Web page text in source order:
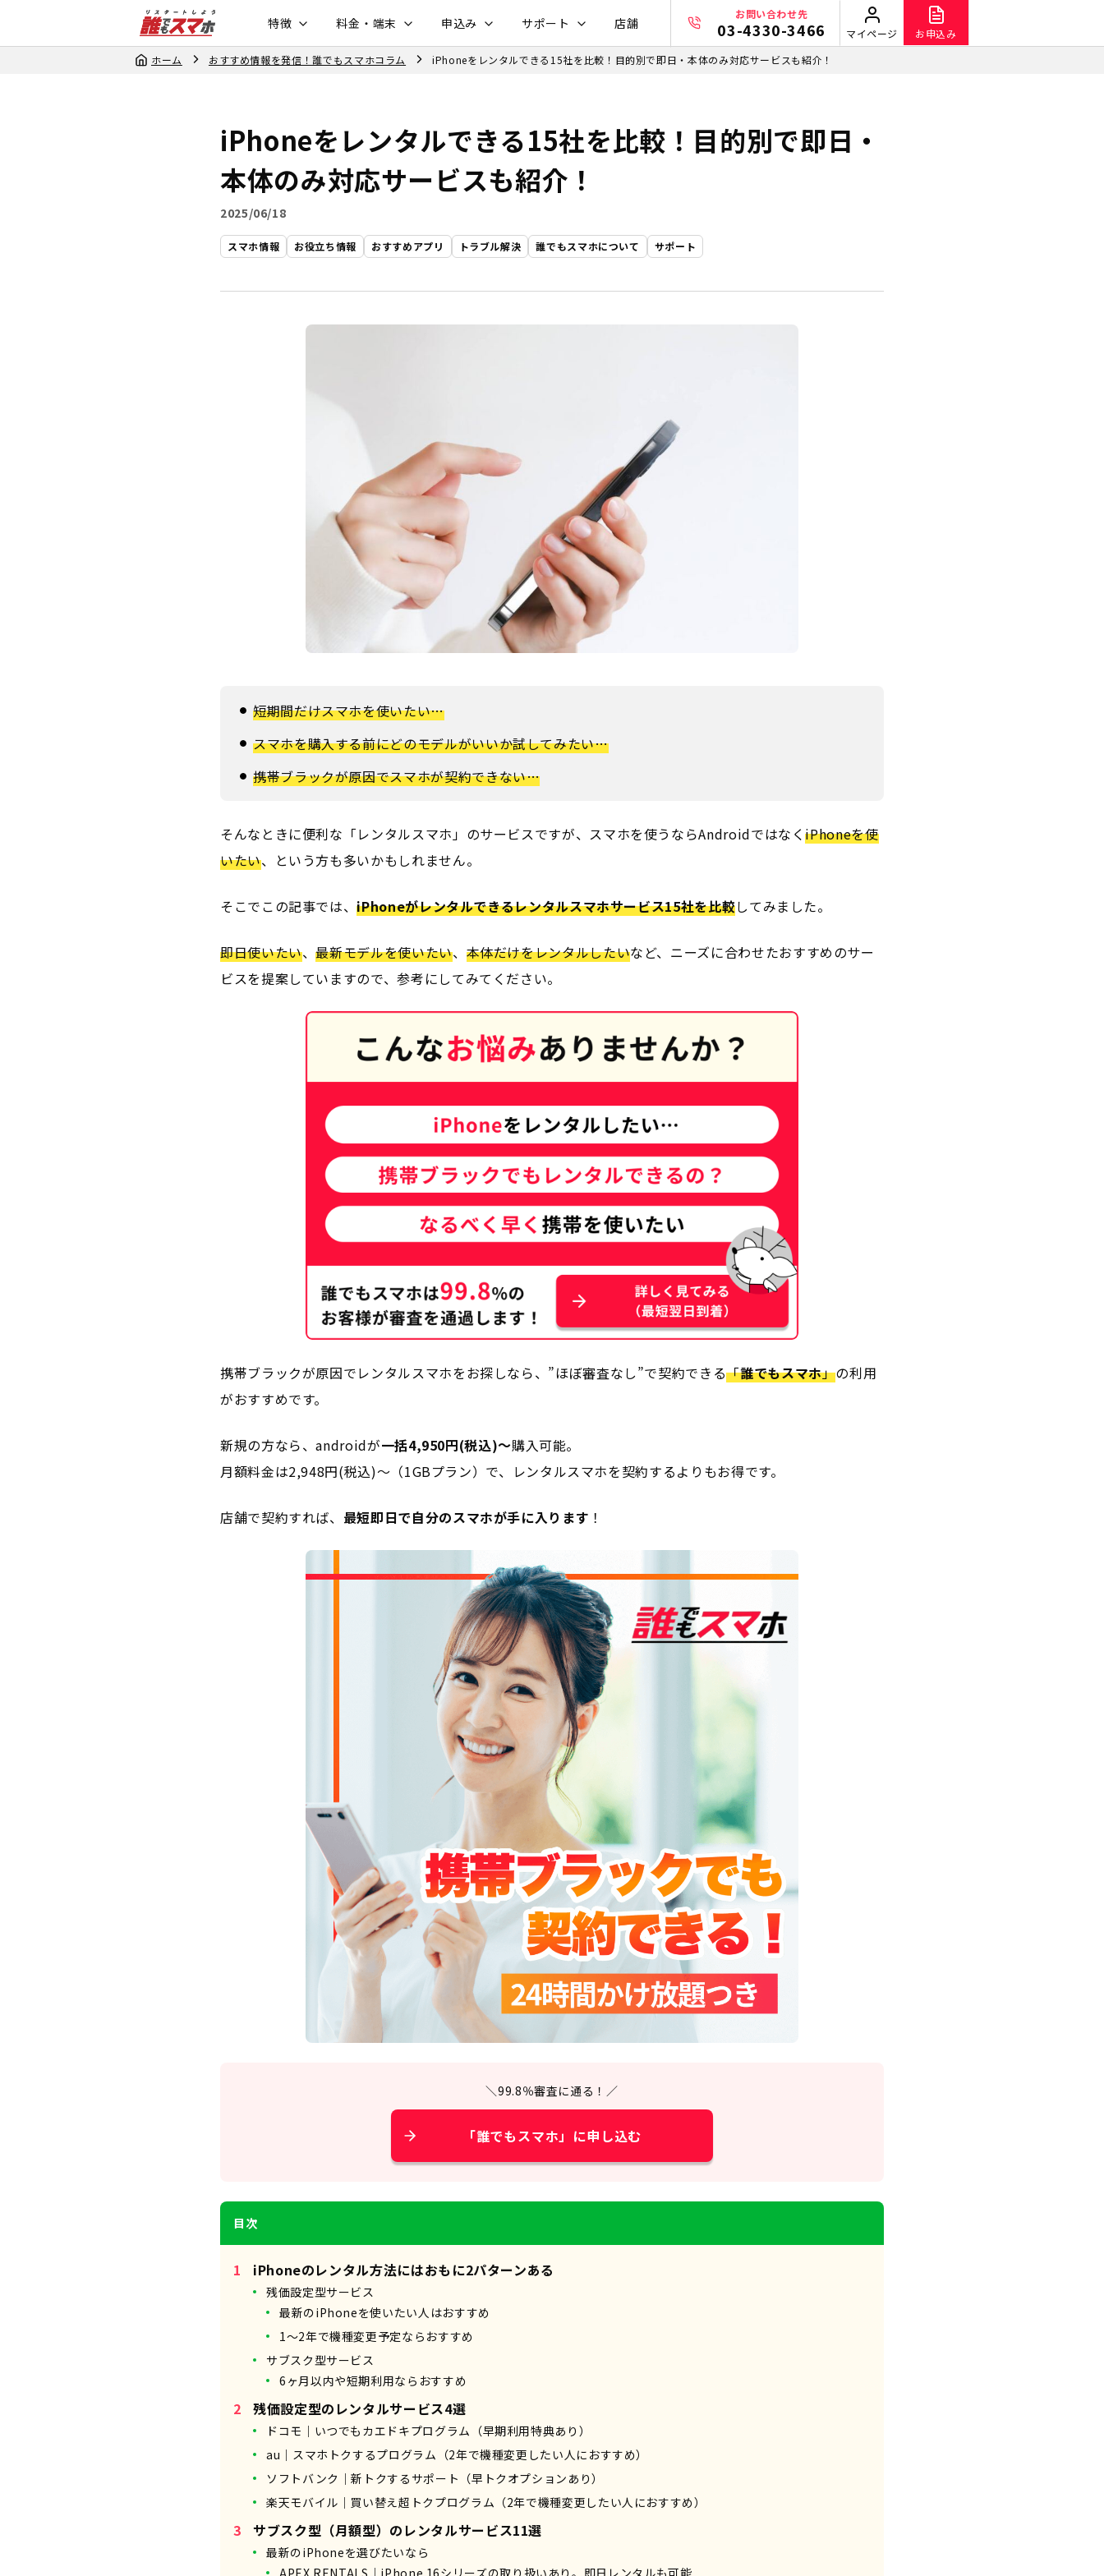
特徴 料金・端末 申込み サポート 店舗
お問い合わせ先
03-4330-3466 マイページ
お申込み
ホーム
おすすめ情報を発信！誰でもスマホコラム iPhoneをレンタルできる15社を比較！目的別で即日・本体のみ対応サービスも紹介！
iPhoneをレンタルできる15社を比較！目的別で即日・
本体のみ対応サービスも紹介！
2025/06/18
スマホ情報 お役立ち情報 おすすめアプリ トラブル解決 誰でもスマホについて サポート
短期間だけスマホを使いたい…
スマホを購入する前にどのモデルがいいか試してみたい…
携帯ブラックが原因でスマホが契約できない…
そんなときに便利な「レンタルスマホ」のサービスですが、スマホを使うならAndroidではなくiPhoneを使
いたい、という方も多いかもしれません。
そこでこの記事では、iPhoneがレンタルできるレンタルスマホサービス15社を比較してみました。
即日使いたい、最新モデルを使いたい、 本体だけをレンタルしたいなど、ニーズに合わせたおすすめのサー
ビスを提案していますので、参考にしてみてください。
携帯ブラックが原因でレンタルスマホをお探しなら、”ほぼ審査なし”で契約できる「誰でもスマホ」の利用
がおすすめです。
新規の方なら、androidが一括4,950円(税込)～購入可能。
月額料金は2,948円(税込)～（1GBプラン）で、レンタルスマホを契約するよりもお得です。
店舗で契約すれば、 最短即日で自分のスマホが手に入ります ！
＼99.8％審査に通る！／
「誰でもスマホ」に申し込む
目次
iPhoneのレンタル方法にはおもに2パターンある
残価設定型サービス
最新のiPhoneを使いたい人はおすすめ
1～2年で機種変更予定ならおすすめ
サブスク型サービス
6ヶ月以内や短期利用ならおすすめ
残価設定型のレンタルサービス4選
ドコモ｜いつでもカエドキプログラム（早期利用特典あり）
au｜スマホトクするプログラム（2年で機種変更したい人におすすめ）
ソフトバンク｜新トクするサポート（早トクオプションあり）
楽天モバイル｜買い替え超トクプログラム（2年で機種変更したい人におすすめ）
サブスク型（月額型）のレンタルサービス11選
最新のiPhoneを選びたいなら
APEX RENTALS｜iPhone 16シリーズの取り扱いあり。即日レンタルも可能